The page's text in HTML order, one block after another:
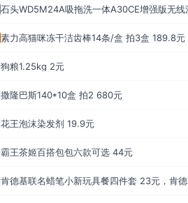
石头WD5M24A吸拖洗一体A30CE增强版无
素力高猫咪冻干洁齿棒14条/盒 拍3盒 189.8元
狗粮1.25kg 2元
撒隆巴斯140*10盒 拍2 680元
花王泡沫染发剂 19.9元
霸王茶姬百搭包包六款可选 44元
肯德基联名蜡笔小新玩具餐四件套 23元，肯